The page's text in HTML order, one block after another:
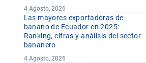
4 Agosto, 2026
Las mayores exportadoras de
banano de Ecuador en 2025:
Ranking, cifras y análisis del sector
bananero
4 Agosto, 2026